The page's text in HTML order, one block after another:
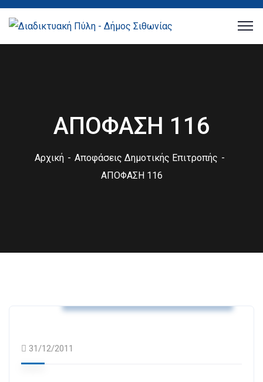
ΑΠΟΦΑΣΗ 116
Αρχική
Αποφάσεις Δημοτικής Επιτροπής
ΑΠΟΦΑΣΗ 116
31/12/2011